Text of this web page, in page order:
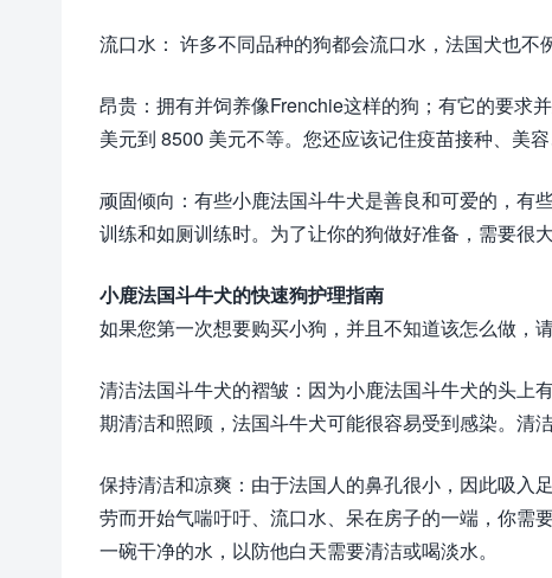
流口水： 许多不同品种的狗都会流口水，法国犬也
昂贵：拥有并饲养像Frenchie这样的狗；有它的要求
美元到 8500 美元不等。您还应该记住疫苗接种、美容
顽固倾向：有些小鹿法国斗牛犬是善良和可爱的，有
训练和如厕训练时。为了让你的狗做好准备，需要很
小鹿法国斗牛犬的快速狗护理指南
如果您第一次想要购买小狗，并且不知道该怎么做，
清洁法国斗牛犬的褶皱：因为小鹿法国斗牛犬的头上
期清洁和照顾，法国斗牛犬可能很容易受到感染。清
保持清洁和凉爽：由于法国人的鼻孔很小，因此吸入
劳而开始气喘吁吁、流口水、呆在房子的一端，你需
一碗干净的水，以防他白天需要清洁或喝淡水。